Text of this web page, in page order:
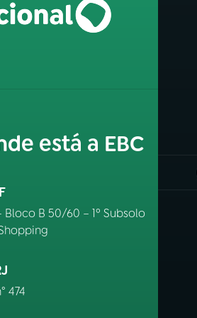
está a EBC
Bloco B 50/60 – 1º Subsolo
474